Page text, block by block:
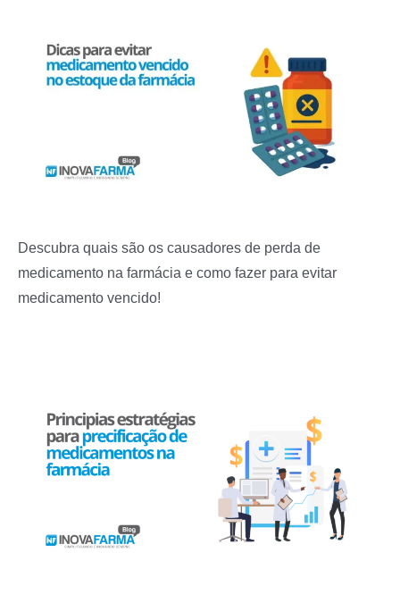
Descubra quais são os causadores de perda de
medicamento na farmácia e como fazer para evitar
medicamento vencido!